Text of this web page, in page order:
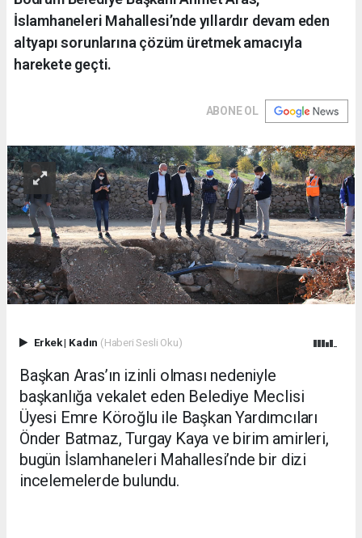
İslamhaneleri Mahallesi’nde yıllardır devam eden
altyapı sorunlarına çözüm üretmek amacıyla
harekete geçti.
ABONE OL
Erkek| Kadın (Haberi Sesli Oku)
Başkan Aras’ın izinli olması nedeniyle
başkanlığa vekalet eden Belediye Meclisi
Üyesi Emre Köroğlu ile Başkan Yardımcıları
Önder Batmaz, Turgay Kaya ve birim amirleri,
bugün İslamhaneleri Mahallesi’nde bir dizi
incelemelerde bulundu.